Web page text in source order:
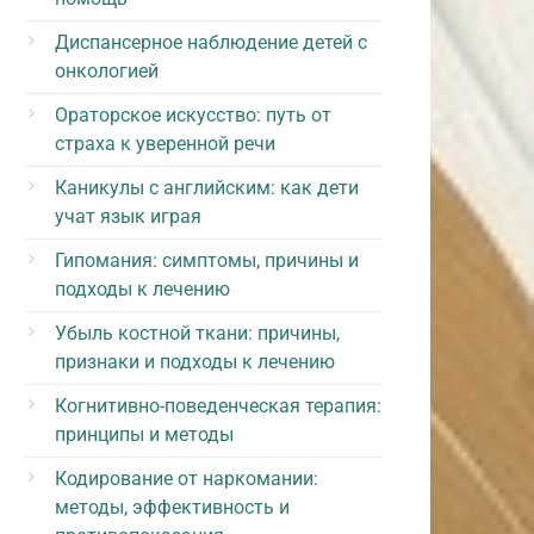
Диспансерное наблюдение детей с
онкологией
Ораторское искусство: путь от
страха к уверенной речи
Каникулы с английским: как дети
учат язык играя
Гипомания: симптомы, причины и
подходы к лечению
Убыль костной ткани: причины,
признаки и подходы к лечению
Когнитивно-поведенческая терапия:
принципы и методы
Кодирование от наркомании:
методы, эффективность и